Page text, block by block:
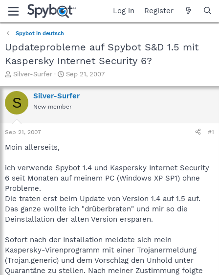
Log in Register
Spybot in deutsch
Updateprobleme auf Spybot S&D 1.5 mit
Kaspersky Internet Security 6?
T
r
e
a
t
a
e
r
Silver-Surfer
S
a
r
t
Sep 21, 2007
S Silver-Surfer
New member
Sep 21, 2007 #1
Moin allerseits,
ich verwende Spybot 1.4 und Kaspersky Internet Security
6 seit Monaten auf meinem PC (Windows XP SP1) ohne
Probleme.
Die traten erst beim Update von Version 1.4 auf 1.5 auf.
Das ganze wollte ich "drüberbraten" und mir so die
Deinstallation der alten Version ersparen.
Sofort nach der Installation meldete sich mein
Kaspersky-Virenprogramm mit einer Trojanermeldung
(Trojan.generic) und dem Vorschlag den Unhold unter
Quarantäne zu stellen. Nach meiner Zustimmung folgte